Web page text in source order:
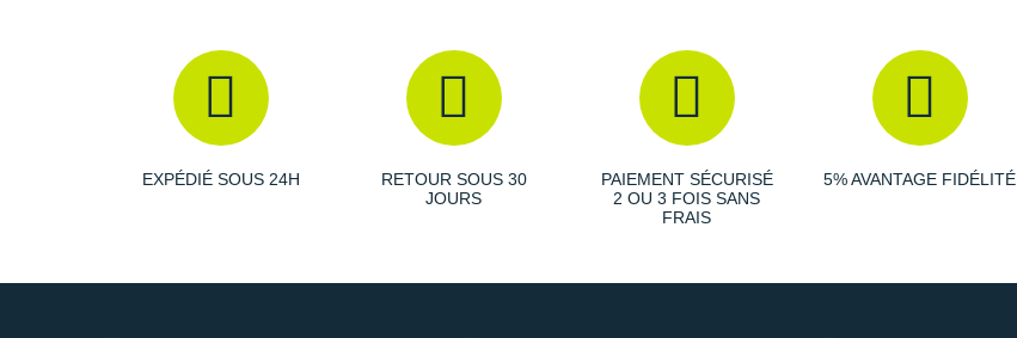
EXPÉDIÉ SOUS 24H
RETOUR SOUS 30
JOURS
PAIEMENT SÉCURISÉ
2 OU 3 FOIS SANS
FRAIS
5% AVANTAGE FIDÉLITÉ